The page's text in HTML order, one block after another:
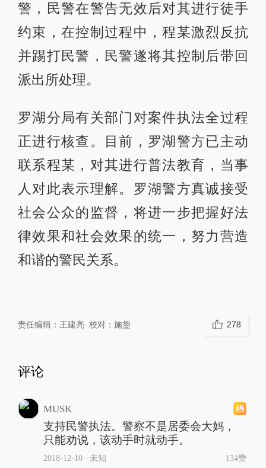
警，民警在警告无效后对其进行徒手
约束，在控制过程中，程某激烈反抗
并踢打民警，民警遂将其控制后带回
派出所处理。
罗湖分局有关部门对案件执法全过程
正进行核查。目前，罗湖警方已主动
联系程某，对其进行普法教育，当事
人对此表示理解。罗湖警方真诚接受
社会公众的监督，将进一步把握好法
律效果和社会效果的统一，努力营造
和谐的警民关系。
责任编辑： 王建亮 校对： 施鋆 278
评论
MUSK
支持民警执法。警察不是居委会大妈，
只能劝说，该动手时就动手。
2018-12-10∙ 未知 134赞